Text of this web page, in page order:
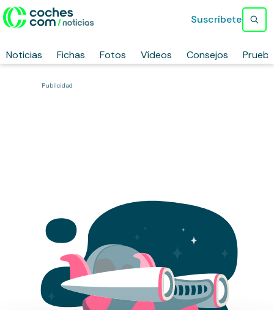
Noticias Fichas Fotos Vídeos Consejos
Suscríbete
Publicidad